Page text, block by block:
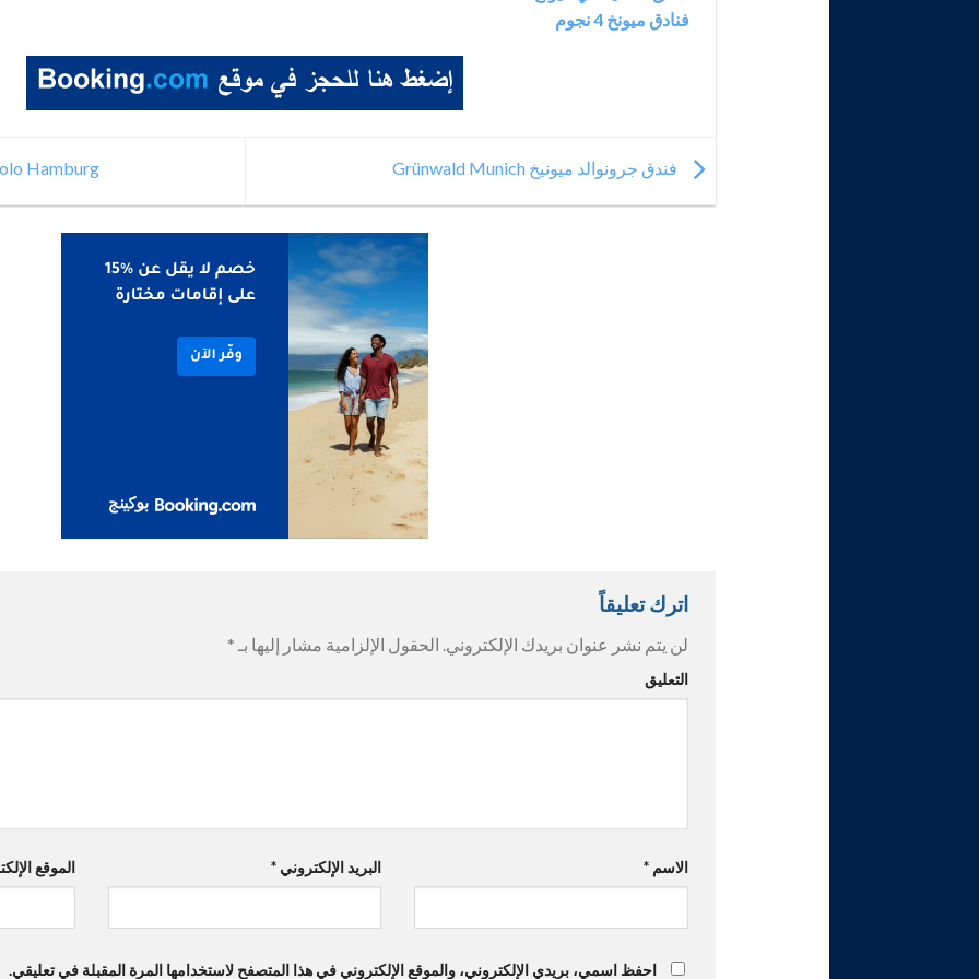
فنادق ميونخ 4 نجوم
فندق جرونوالد ميونيخ Grünwald Munich Hamburg
اترك تعليقاً
لن يتم نشر عنوان بريدك الإلكتروني. الحقول الإلزامية مشار إليها بـ *
التعليق
الاسم* البريد الإلكتروني * الموقع
احفظ اسمي، بريدي الإلكتروني، والموقع الإلكتروني في هذا المتصفح لاستخدامها المرة المقبلة في تعليقي.